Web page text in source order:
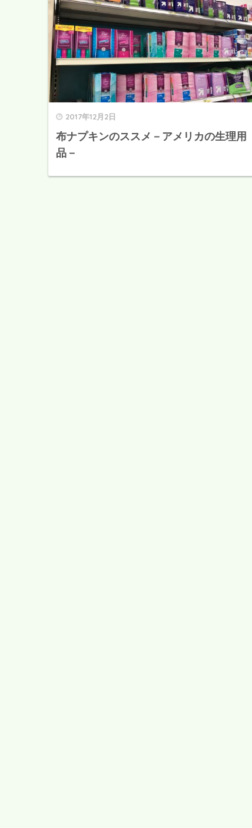
2017年12月2日
布ナプキンのススメ－アメリカの生理用
品－